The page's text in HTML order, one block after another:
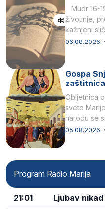
Mudr 16-
životinje,
kažnjeni
kukaca.2 A
06.08.2026. ·
Gospa
Obljetnica
svete
narodu se
naziv,
05.08.2026.
Program Radio Marija
21:01 Ljubav